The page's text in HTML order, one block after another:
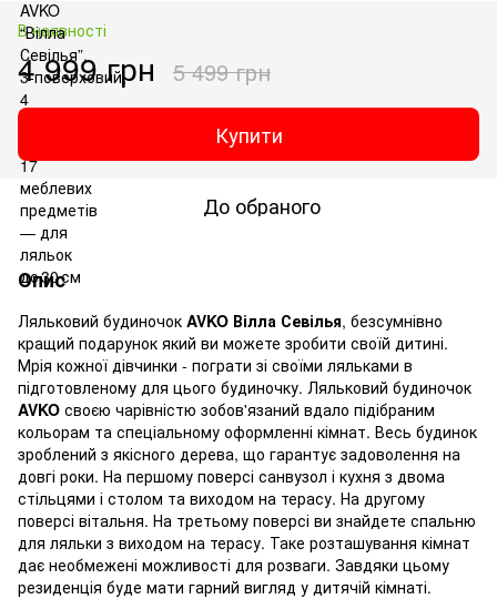
В наявності
4 999 грн 5 499 грн
Купити
До обраного
Опис
Ляльковий будиночок AVKO Вілла Севілья, безсумнівно
кращий подарунок який ви можете зробити своїй дитині.
Мрія кожної дівчинки - пограти зі своїми ляльками в
підготовленому для цього будиночку. Ляльковий будиночок
AVKO своєю чарівністю зобов'язаний вдало підібраним
кольорам та спеціальному оформленні кімнат. Весь будинок
зроблений з якісного дерева, що гарантує задоволення на
довгі роки. На першому поверсі санвузол і кухня з двома
стільцями і столом та виходом на терасу. На другому
поверсі вітальня. На третьому поверсі ви знайдете спальню
для ляльки з виходом на терасу. Таке розташування кімнат
дає необмежені можливості для розваги. Завдяки цьому
резиденція буде мати гарний вигляд у дитячій кімнаті.